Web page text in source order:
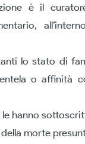
è il curatore
lo stato di
o affinità
hanno
morte